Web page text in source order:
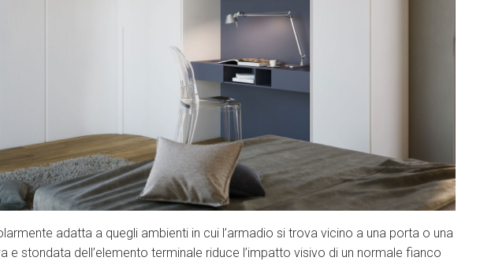
adatta a quegli ambienti in cui l’armadio si trova vicino a una porta o una
e stondata dell’elemento terminale riduce l’impatto visivo di un normale fianco